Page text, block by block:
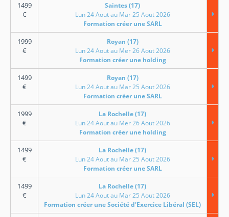
1499
€
Saintes (17)
Lun 24 Aout au Mar 25 Aout 2026
Formation créer une SARL
1999
€
Royan (17)
Lun 24 Aout au Mer 26 Aout 2026
Formation créer une holding
1499
€
Royan (17)
Lun 24 Aout au Mar 25 Aout 2026
Formation créer une SARL
1999
€
La Rochelle (17)
Lun 24 Aout au Mer 26 Aout 2026
Formation créer une holding
1499
€
La Rochelle (17)
Lun 24 Aout au Mar 25 Aout 2026
Formation créer une SARL
1499
€
La Rochelle (17)
Lun 24 Aout au Mar 25 Aout 2026
Formation créer une Société d'Exercice Libéral (SEL)